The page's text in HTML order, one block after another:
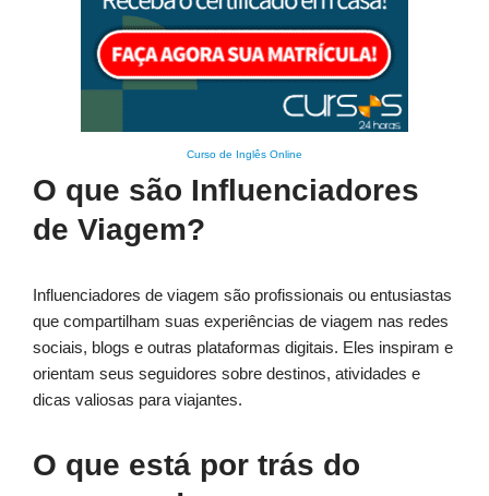
Curso de Inglês Online
O que são Influenciadores
de Viagem?
Influenciadores de viagem são profissionais ou entusiastas
que compartilham suas experiências de viagem nas redes
sociais, blogs e outras plataformas digitais. Eles inspiram e
orientam seus seguidores sobre destinos, atividades e
dicas valiosas para viajantes.
O que está por trás do